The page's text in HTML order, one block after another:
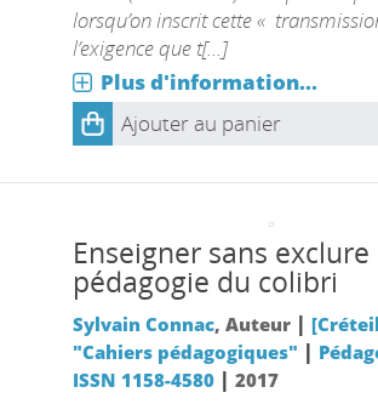
lorsqu’on inscrit cette «
l’exigence que t[...]
Plus d'information...
Ajouter au panier
Enseigner sans exclure
pédagogie du colibri
Sylvain Connac, Auteur |
"Cahiers pédagogiques" |
ISSN 1158-4580| 2017